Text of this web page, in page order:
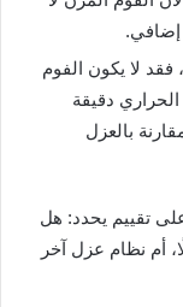
إضافي.
لا يكون الفوم
دقيقة
بالعزل
تقييم يحدد: هل
أم نظام عزل آخر